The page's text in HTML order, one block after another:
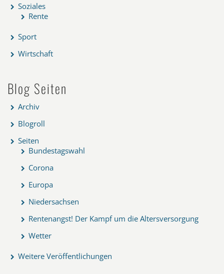
Soziales
Rente
Sport
Wirtschaft
Blog Seiten
Archiv
Blogroll
Seiten
Bundestagswahl
Corona
Europa
Niedersachsen
Rentenangst! Der Kampf um die Altersversorgung
Wetter
Weitere Veröffentlichungen